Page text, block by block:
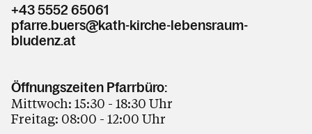
+43 5552 65061
pfarre.buers@kath-kirche-lebensraum-
bludenz.at
Öffnungszeiten Pfarrbüro:
Mittwoch: 15:30 - 18:30 Uhr
Freitag: 08:00 - 12:00 Uhr